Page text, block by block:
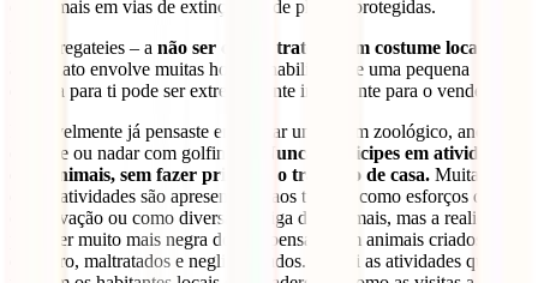
de animais em vias de extinção ou de plantas protegidas.
E não regateies – a não ser que se trate de um costume local,
artesanato envolve muitas horas e habilidade, e uma pequena
quantia para ti pode ser extremamente importante para o vendedor.
Provavelmente já pensaste em visitar um jardim zoológico, andar de
elefante ou nadar com golfinhos.
Nunca participes em atividades
com animais, sem fazer primeiro o trabalho de casa. Muitas
destas atividades são apresentadas aos turistas como esforços de
conservação ou como diversão amiga dos animais, mas a realidade
pode ser muito mais negra do que pensas, com animais criados em
cativeiro, maltratados e negligenciados. Exclui as atividades que